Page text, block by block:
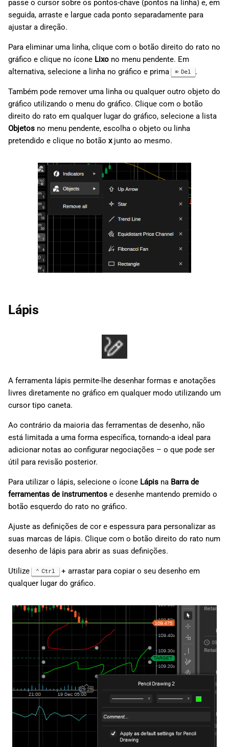
passe o cursor sobre os pontos-chave (pontos na linha) e, em
seguida, arraste e largue cada ponto separadamente para
ajustar a direção.
Para eliminar uma linha, clique com o botão direito do rato no
gráfico e clique no ícone Lixo no menu pendente. Em
alternativa, selecione a linha no gráfico e prima
Del .
Também pode remover uma linha ou qualquer outro objeto do
gráfico utilizando o menu do gráfico. Clique com o botão
direito do rato em qualquer lugar do gráfico, selecione a lista
Objetos no menu pendente, escolha o objeto ou linha
pretendido e clique no botão xjunto ao mesmo.
Lápis
A ferramenta lápis permite-lhe desenhar formas e anotações
livres diretamente no gráfico em qualquer modo utilizando um
cursor tipo caneta.
Ao contrário da maioria das ferramentas de desenho, não
está limitada a uma forma específica, tornando-a ideal para
adicionar notas ao configurar negociações – o que pode ser
útil para revisão posterior.
Para utilizar o lápis, selecione o ícone Lápis na Barra de
ferramentas de instrumentos e desenhe mantendo premido o
botão esquerdo do rato no gráfico.
Ajuste as definições de cor e espessura para personalizar as
suas marcas de lápis. Clique com o botão direito do rato num
desenho de lápis para abrir as suas definições.
Utilize Ctrl + arrastar para copiar o seu desenho em
qualquer lugar do gráfico.